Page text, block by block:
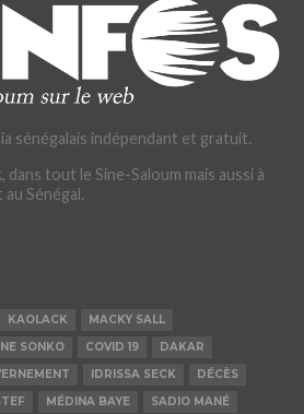
sénégalais indépendant et gratuit.
dans tout le Sine-Saloum mais aussi à
Sénégal.
KAOLACK
MACKY SALL
SONKO COVID 19
DAKAR
IDRISSA SECK
DÉCÈS
MÉDINA BAYE
SADIO MANÉ